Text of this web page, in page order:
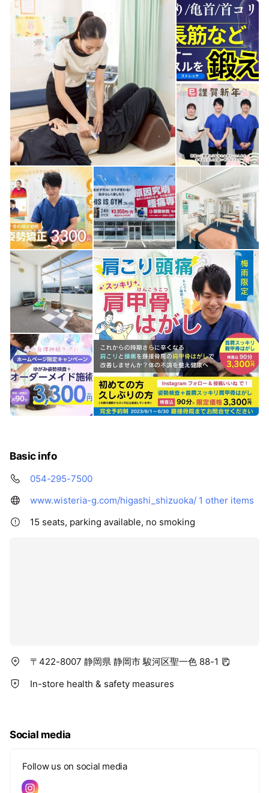
（インナーマッスル）は通常、ヨガなどで2～3年
かけて鍛える必要がありますが、楽トレならわず
か3～6ヶ月という短期間で効率よく鍛えられま
す。「ダイエットやメタボ対策 」「痛みや歪みの
原因予防・再発防止」という方に特におすすめで
す。
Basic info
054-295-7500
www.wisteria-g.com/higashi_shizuoka/ 1 other items
15 seats, parking available, no smoking
〒422-8007 静岡県 静岡市 駿河区聖一色 88-1
In-store health & safety measures
Social media
Follow us on social media